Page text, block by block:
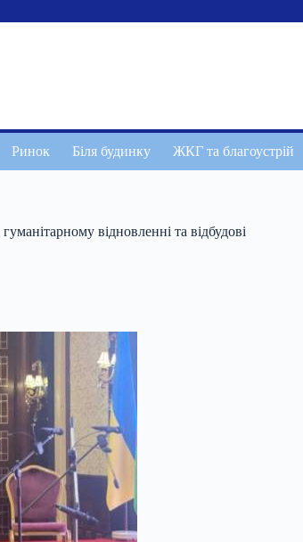
Ринок Біля будинку ЖКГ та благоустрій
відновленні та відбудові